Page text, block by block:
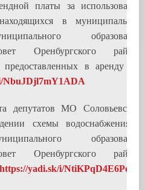
платы за использование
в муниципальной
образования
Оренбургского района
в аренду без
NbuJDjl7mY1ADA
депутатов МО Соловьевский
схемы водоснабжения и
образования
Оренбургского района
https://yadi.sk/i/NtiKPqD4E6Po2w